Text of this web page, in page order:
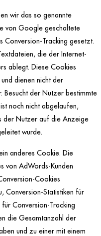
wir das so genannte
von Google geschaltete
Conversion-Tracking gesetzt.
die der Internet-
ablegt. Diese Cookies
dienen nicht der
Besucht der Nutzer bestimmte
noch nicht abgelaufen,
der Nutzer auf die Anzeige
wurde.
anderes Cookie. Die
von AdWords-Kunden
Cookies
Conversion-Statistiken für
Conversion-Tracking
die Gesamtanzahl der
und zu einer mit einem